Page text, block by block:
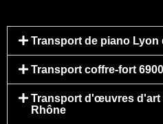
Transport de piano Lyon
Transport coffre-fort
Transport d'œuvres d'art
Rhône